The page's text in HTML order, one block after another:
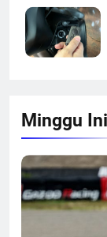
Minggu Ini